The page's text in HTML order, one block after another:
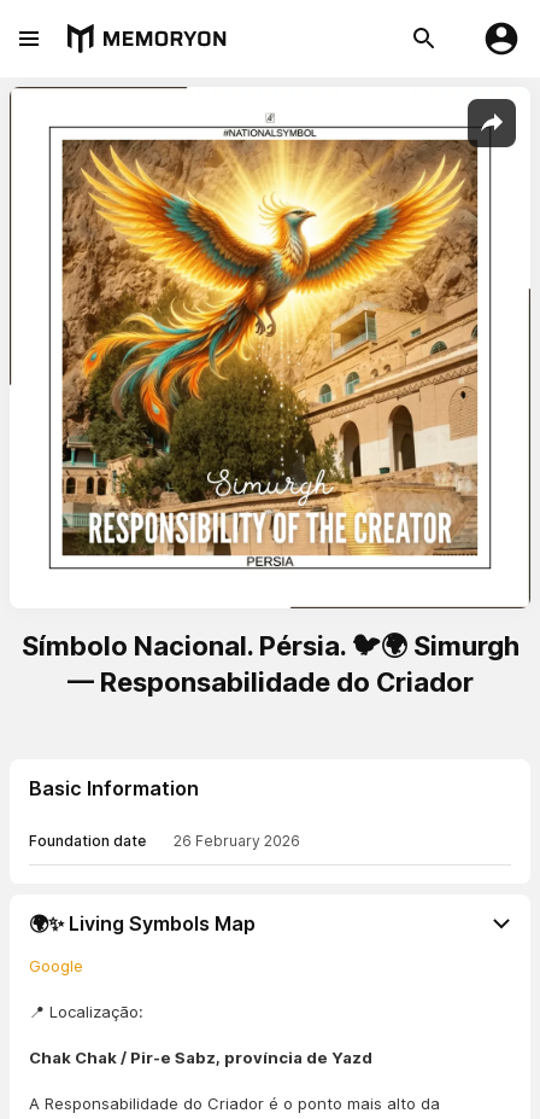
Símbolo Nacional. Pérsia. 🐦🌍 Simurgh
— Responsabilidade do Criador
Basic Information
Foundation date 26 February 2026
🌍✨ Living Symbols Map
Google
📍 Localização:
Chak Chak / Pir-e Sabz, província de Yazd
A Responsabilidade do Criador é o ponto mais alto da